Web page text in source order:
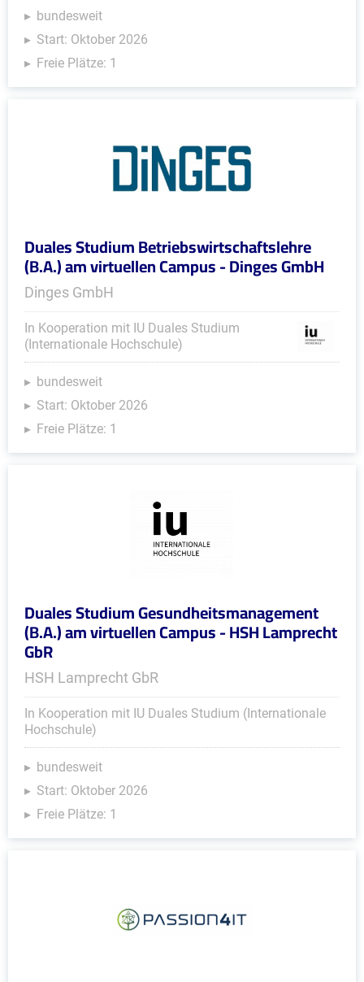
bundesweit
Start: Oktober 2026
Freie Plätze: 1
Duales Studium Betriebswirtschaftslehre
(B.A.) am virtuellen Campus - Dinges GmbH
Dinges GmbH
In Kooperation mit IU Duales Studium
(Internationale Hochschule)
bundesweit
Start: Oktober 2026
Freie Plätze: 1
Duales Studium Gesundheitsmanagement
(B.A.) am virtuellen Campus - HSH Lamprecht
GbR
HSH Lamprecht GbR
In Kooperation mit IU Duales Studium (Internationale
Hochschule)
bundesweit
Start: Oktober 2026
Freie Plätze: 1